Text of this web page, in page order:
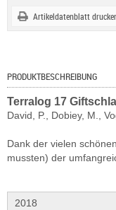
Artikeldatenblatt
PRODUKTBESCHREIBUNG
Terralog 17
David, P., Dobiey, M.,
Dank der vielen
mussten) der
2018